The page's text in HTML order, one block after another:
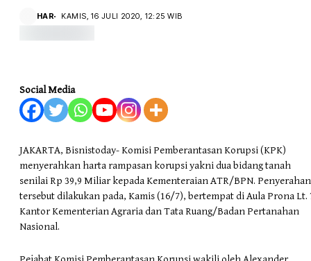
HAR KAMIS, 16 JULI 2020, 12:25 WIB
Social Media
JAKARTA, Bisnistoday- Komisi Pemberantasan Korupsi (KPK)
menyerahkan harta rampasan korupsi yakni dua bidang tanah
senilai Rp 39,9 Miliar kepada Kementeraian ATR/BPN. Penyerahan
tersebut dilakukan pada, Kamis (16/7), bertempat di Aula Prona Lt.
Kantor Kementerian Agraria dan Tata Ruang/Badan Pertanahan
Nasional.